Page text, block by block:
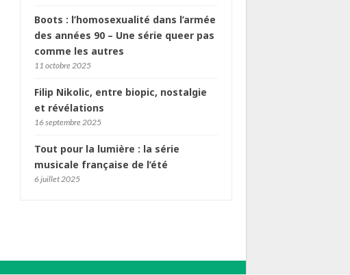
Boots : l’homosexualité dans l’armée
des années 90 – Une série queer pas
comme les autres
11 octobre 2025
Filip Nikolic, entre biopic, nostalgie
et révélations
16 septembre 2025
Tout pour la lumière : la série
musicale française de l’été
6 juillet 2025